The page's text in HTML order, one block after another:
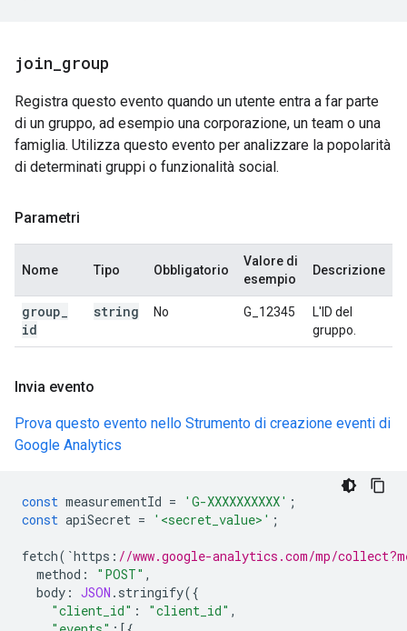
join group
Registra questo evento quando un utente entra a far parte
di un gruppo, ad esempio una corporazione, un team o una
famiglia. Utilizza questo evento per analizzare la popolarità
di determinati gruppi o funzionalità social.
Parametri
Nome Tipo Obbligatorio
Valore di
esempio
Descrizione
group
id
string No G_12345
L'ID del
gruppo.
Invia evento
Prova questo evento nello Strumento di creazione eventi di
Google Analytics
const measurementId = 'G-XXXXXXXXXX' ;
const apiSecret = '<secret_value>' ;
fetch( `https : //www.google-analytics.com/mp/
method : "POST" ,
body : JSON . stringify({
"client_id" : "client_id" ,